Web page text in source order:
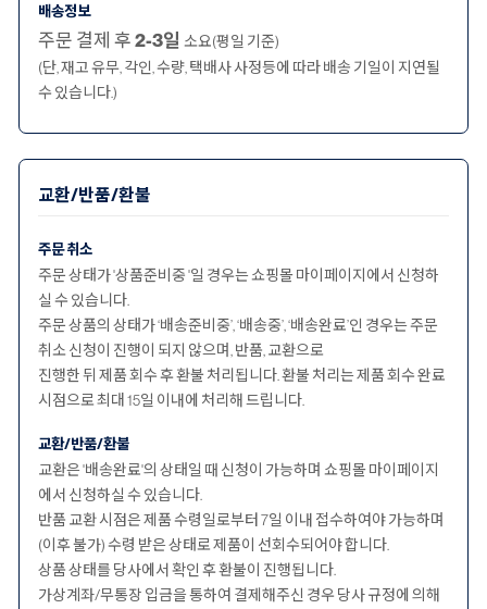
배송정보
주문 결제 후 2-3일 소요(평일 기준)
(단, 재고 유무, 각인, 수량, 택배사 사정등에 따라 배송 기일이 지연될
수 있습니다.)
교환/반품/환불
주문 취소
주문 상태가 '상품준비중 '일 경우는 쇼핑몰 마이페이지에서 신청하
실 수 있습니다.
주문 상품의 상태가 ‘배송준비중’, ‘배송중’, ‘배송완료’인 경우는 주문
취소 신청이 진행이 되지 않으며, 반품, 교환으로
진행한 뒤 제품 회수 후 환불 처리됩니다. 환불 처리는 제품 회수 완료
시점으로 최대 15일 이내에 처리해 드립니다.
교환/반품/환불
교환은 '배송완료'의 상태일 때 신청이 가능하며 쇼핑몰 마이페이지
에서 신청하실 수 있습니다.
반품 교환 시점은 제품 수령일로부터 7일 이내 접수하여야 가능하며
(이후 불가) 수령 받은 상태로 제품이 선회수되어야 합니다.
상품 상태를 당사에서 확인 후 환불이 진행됩니다.
가상계좌/무통장 입금을 통하여 결제해주신 경우 당사 규정에 의해